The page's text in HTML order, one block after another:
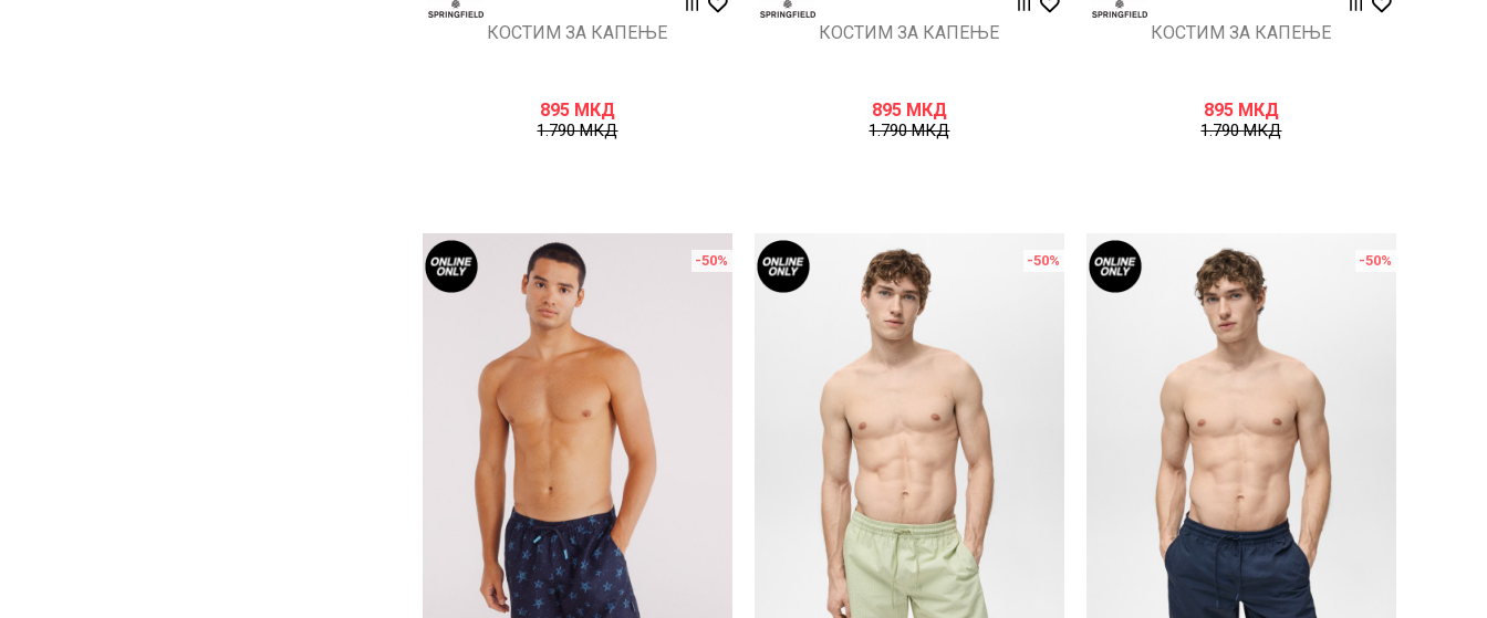
КОСТИМ ЗА КАПЕЊЕ
895 МКД
1.790МКД
КОСТИМ ЗА КАПЕЊЕ
895 МКД
1.790МКД
КОСТИМ ЗА КАПЕЊЕ
895 МКД
1.790МКД
Uporedi
-50%
Uporedi
-50%
Uporedi
-50%